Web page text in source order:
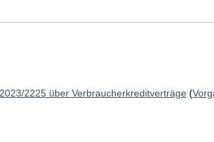
2225 über Verbraucherkreditverträge(